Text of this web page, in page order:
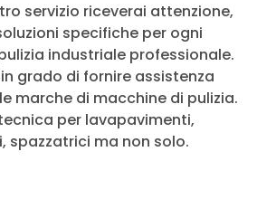
servizio riceverai attenzione,
specifiche per ogni
industriale professionale.
grado di fornire assistenza
marche di macchine di pulizia.
per lavapavimenti,
spazzatrici ma non solo.